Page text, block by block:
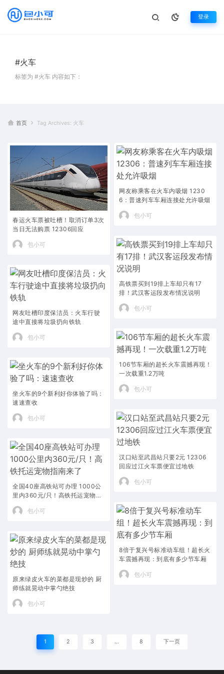
登录
#火车
标签为 #火车 内容如下：
首页 Tag Archives: 火车
春运火车票被吐槽！取消订单3次
当日无法购票 12306回应
包小可
网友称乘客在火车内吸烟 1230
6：普速列车车厢连接处允许吸烟
包小可
网友吐槽印度保洁员：火车行驶
途中直接将垃圾扔向铁轨
包小可
高铁票买到19排上车却只有17
排！武汉客运段发布情况说明
包小可
坐火车的9个新利好你体验了吗：
速速查收
包小可
106节车厢的超长火车震撼再现！
一次载重1.2万吨
包小可
全国40座高铁站可办理 1000公
里内360元/只！高铁托运宠物指
南来了
包小可
汉口站至武昌站只要2元 12306
回应过江火车票便宜过地铁
包小可
原来绿皮火车的菜都是现炒的 厨
师练就晃动中掌勺绝技
包小可
8倍于复兴号标准动车组！超长火
车震撼再现：到底有多少节车厢
包小可
1 2 3 … 8 下一页